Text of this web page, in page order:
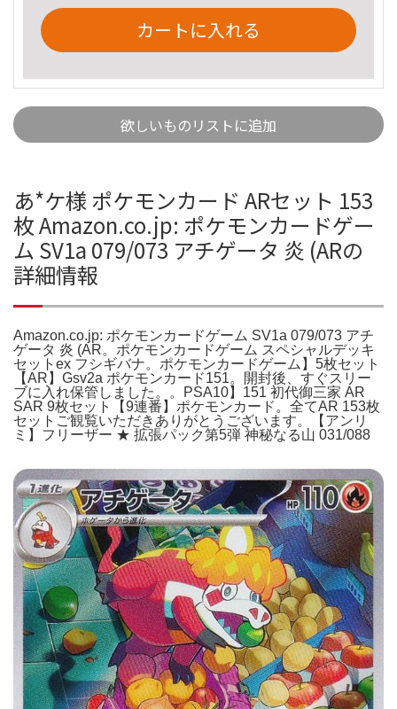
カートに入れる
欲しいものリストに追加
あ*ケ様 ポケモンカード ARセット 153
枚 Amazon.co.jp: ポケモンカードゲー
ム SV1a 079/073 アチゲータ 炎 (ARの
詳細情報
Amazon.co.jp: ポケモンカードゲーム SV1a 079/073 アチ
ゲータ 炎 (AR。ポケモンカードゲーム スペシャルデッキ
セットex フシギバナ。ポケモンカードゲーム】5枚セット
【AR】Gsv2a ポケモンカード151。開封後、すぐスリー
ブに入れ保管しました。。PSA10】151 初代御三家 AR
SAR 9枚セット【9連番】ポケモンカード。全てAR 153枚
セットご観覧いただきありがとうございます。【アンリ
ミ】フリーザー ★ 拡張パック第5弾 神秘なる山 031/088